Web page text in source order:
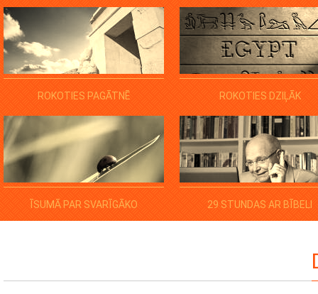
ROKOTIES PAGĀTNĒ ROKOTIES DZIĻĀK
ĪSUMĀ PAR SVARĪGĀKO 29 STUNDAS AR BĪBELI